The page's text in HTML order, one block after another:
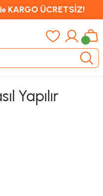
KARGO ÜCRETSİZ!
Yapılır